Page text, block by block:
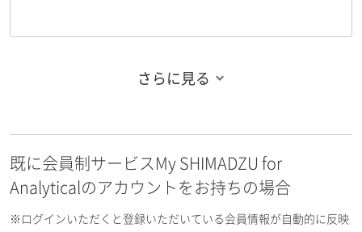
お名前フリガナ（名）
さらに見る
既に会員制サービスMy SHIMADZU for
Analyticalのアカウントをお持ちの場合
※ログインいただくと登録いただいている会員情報が自動的に反映